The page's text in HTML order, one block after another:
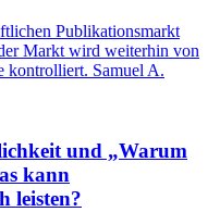
Publikationsmarkt
Markt wird weiterhin von
kontrolliert. Samuel A.
und „Warum
kann
leisten?